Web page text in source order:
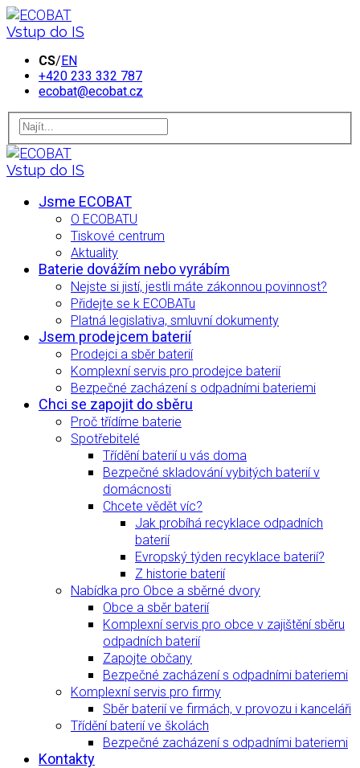
Vstup do IS
CS/EN
+420 233 332 787
ecobat@ecobat.cz
Vstup do IS
Jsme ECOBAT
O ECOBATU
Tiskové centrum
Aktuality
Baterie dovážím nebo vyrábím
Nejste si jistí, jestli máte zákonnou povinnost?
Přidejte se k ECOBATu
Platná legislativa, smluvní dokumenty
Jsem prodejcem baterií
Prodejci a sběr baterií
Komplexní servis pro prodejce baterií
Bezpečné zacházení s odpadními bateriemi
Chci se zapojit do sběru
Proč třídíme baterie
Spotřebitelé
Třídění baterií u vás doma
Bezpečné skladování vybitých baterií v
domácnosti
Chcete vědět víc?
Jak probíhá recyklace odpadních
baterií
Evropský týden recyklace baterií?
Z historie baterií
Nabídka pro Obce a sběrné dvory
Obce a sběr baterií
Komplexní servis pro obce v zajištění sběru
odpadních baterií
Zapojte občany
Bezpečné zacházení s odpadními bateriemi
Komplexní servis pro firmy
Sběr baterií ve firmách, v provozu i kanceláři
Třídění baterií ve školách
Bezpečné zacházení s odpadními bateriemi
Kontakty